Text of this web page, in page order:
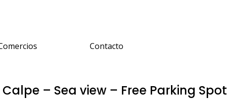
Contacto
– Sea view – Free Parking Spot